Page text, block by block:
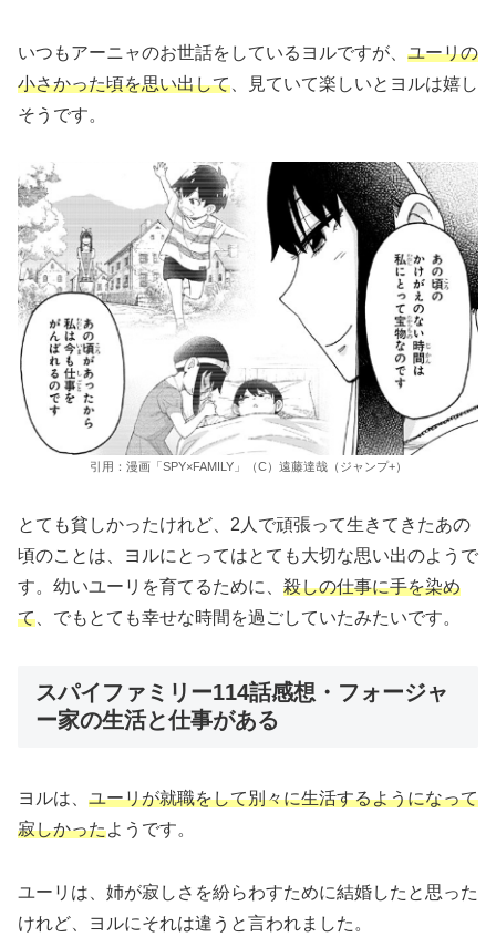
いつもアーニャのお世話をしているヨルですが、 ユーリの
小さかった頃を思い出して 、見ていて楽しいとヨルは嬉し
そうです。
引用：漫画「SPY×FAMILY」（C）遠藤達哉（ジャンプ+）
とても貧しかったけれど、2人で頑張って生きてきたあの
頃のことは、ヨルにとってはとても大切な思い出のようで
す。幼いユーリを育てるために、 殺しの仕事に手を染め
て 、でもとても幸せな時間を過ごしていたみたいです。
スパイファミリー114話感想・フォージャ
ー家の生活と仕事がある
ヨルは、 ユーリが就職をして別々に生活するようになって
寂しかったようです。
ユーリは、姉が寂しさを紛らわすために結婚したと思った
けれど、ヨルにそれは違うと言われました。